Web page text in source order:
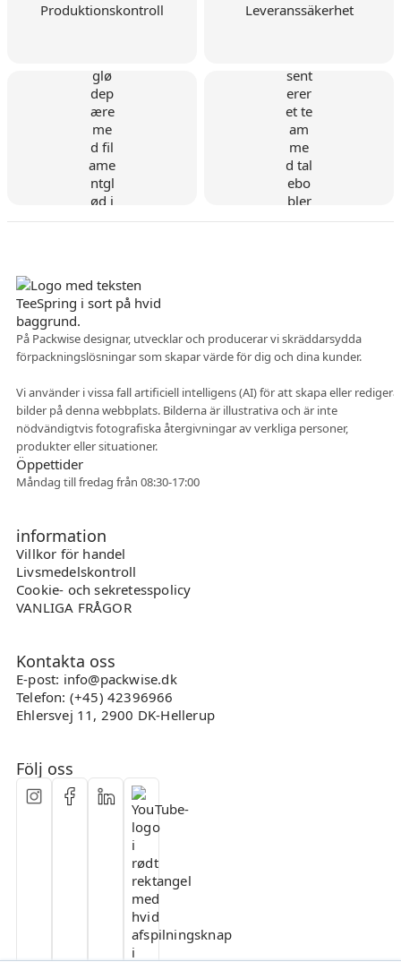
Produktionskontroll Leveranssäkerhet
På Packwise designar, utvecklar och producerar vi skräddarsydda
förpackningslösningar som skapar värde för dig och dina kunder.
Vi använder i vissa fall artificiell intelligens (AI) för att skapa eller redigera
bilder på denna webbplats. Bilderna är illustrativa och är inte
nödvändigtvis fotografiska återgivningar av verkliga personer,
produkter eller situationer.
Öppettider
Måndag till fredag från 08:30-17:00
information
Villkor för handel
Livsmedelskontroll
Cookie- och sekretesspolicy
VANLIGA FRÅGOR
Kontakta oss
E-post: info@packwise.dk
Telefon: (+45) 42396966
Ehlersvej 11, 2900 DK-Hellerup
Följ oss